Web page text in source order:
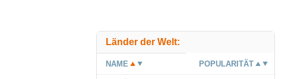
Länder der Welt:
NAME POPULARITÄT